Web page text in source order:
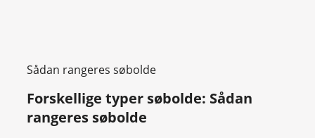
Sådan rangeres søbolde
Forskellige typer søbolde: Sådan
rangeres søbolde